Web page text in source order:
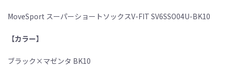
MoveSport スーパーショートソックスV-FIT SV6SSO04U-BK10
【カラー】
ブラック×マゼンタ BK10